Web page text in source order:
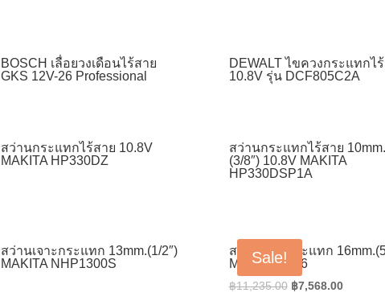
BOSCH เลื่อยวงเดือนไร้สาย
GKS 12V-26 Professional
DEWALT ไขควงกระแทกไ
10.8V รุ่น DCF805C2A
สว่านกระแทกไร้สาย 10.8V
MAKITA HP330DZ
สว่านกระแทกไร้สาย 10mm.
(3/8″) 10.8V MAKITA
HP330DSP1A
สว่านเจาะกระแทก 13mm.(1/2″)
MAKITA NHP1300S
Sale!
สว่านเจาะกระแทก
MAKITA 8416
฿11,235.00 Original
฿7,568.00Current